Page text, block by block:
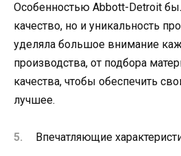
Особенностью Abbott-Detroit
качество, но и уникальность
уделяла большое внимание
производства, от подбора
качества, чтобы обеспечить
лучшее.
Впечатляющие